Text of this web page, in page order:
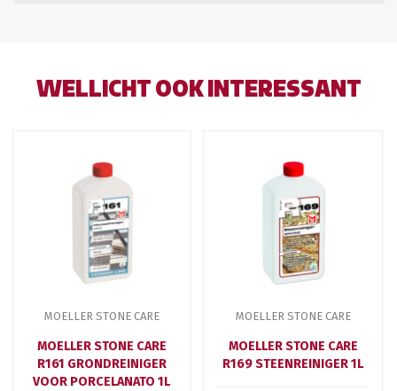
WELLICHT OOK INTERESSANT
MOELLER STONE CARE
MOELLER STONE CARE
R161 GRONDREINIGER
VOOR PORCELANATO 1L
MOELLER STONE CARE
MOELLER STONE CARE
R169 STEENREINIGER 1L